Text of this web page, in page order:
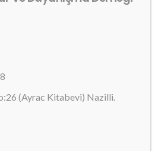
(Ayrac Kitabevi) Nazilli.